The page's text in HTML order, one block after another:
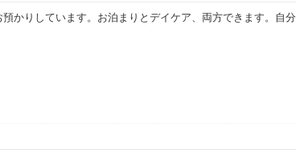
かりしています。お泊まりとデイケア、両方できます。自